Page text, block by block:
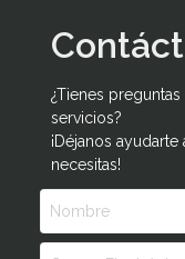
¿Tienes
servicios?
¡Déjanos
necesitas!